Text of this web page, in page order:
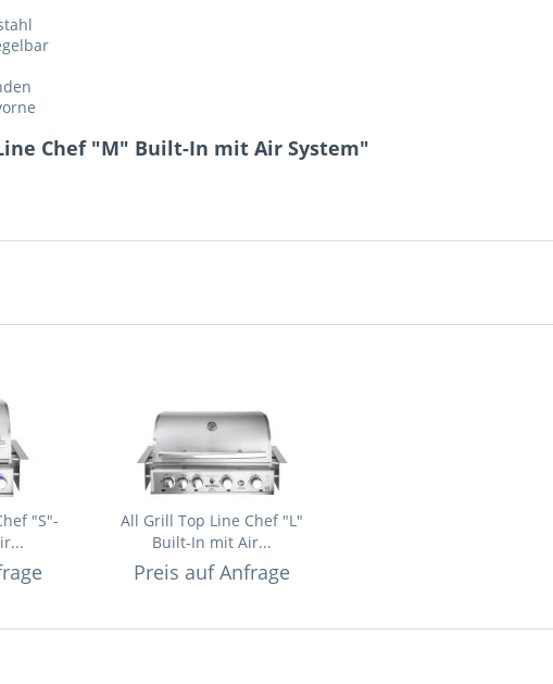
Chef "M" Built-In mit Air System"
"S"-
All Grill Top Line Chef "L"
Built-In mit Air...
Preis auf Anfrage